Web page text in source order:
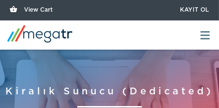
View Cart KAYIT OL
Kiralık Sunucu (Dedicated)